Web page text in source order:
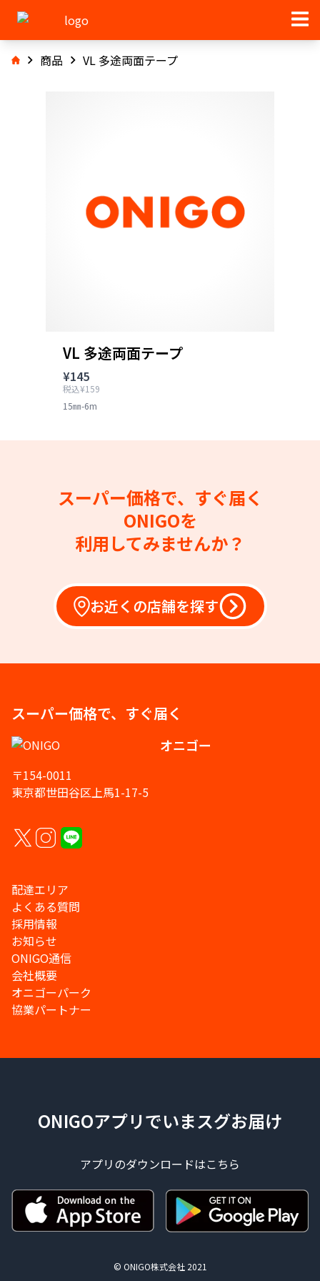
商品 VL 多途両面テープ
VL 多途両面テープ
¥145
税込¥159
15㎜-6m
スーパー価格で、すぐ届く
ONIGOを
利用してみませんか？
お近くの店舗を探す
スーパー価格で、すぐ届く
オニゴー
〒154-0011
東京都世田谷区上馬1-17-5
配達エリア
よくある質問
採用情報
お知らせ
ONIGO通信
会社概要
オニゴーパーク
協業パートナー
ONIGOアプリでいまスグお届け
アプリのダウンロードはこちら
© ONIGO株式会社 2021